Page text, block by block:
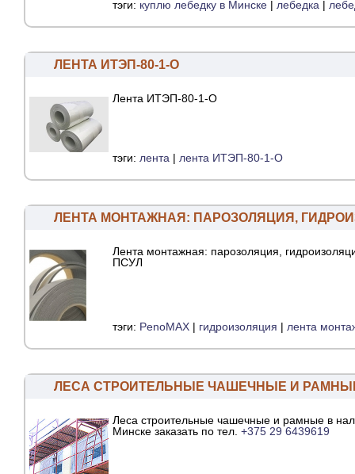
тэги: куплю лебедку в Минске | лебедка |
ЛЕНТА ИТЭП-80-1-О
Лента ИТЭП-80-1-О
тэги: лента | лента ИТЭП-80-1-О
ЛЕНТА МОНТАЖНАЯ: ПАРОЗОЛЯЦИЯ,
Лента монтажная: парозоляция,
ПСУЛ
тэги: PenoMAX | гидроизоляция | лента
ЛЕСА СТРОИТЕЛЬНЫЕ ЧАШЕЧНЫЕ И
Леса строительные чашечные и рамные в
Минске заказать по тел. +375 29 6439619